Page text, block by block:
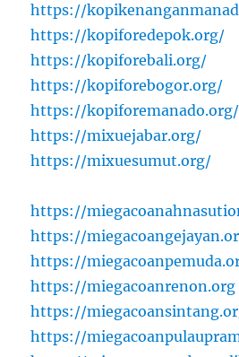
https://
https://kopiforedepok.org/
https://kopiforebali.org/
https://kopiforebogor.org/
https://kopiforemanado.org/
https://mixuejabar.org/
https://mixuesumut.org/
https://
https://
https://
https://miegacoanrenon.org
https://
https://